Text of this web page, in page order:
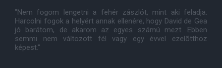
"Nem fogom lengetni a fehér zászlót, mint aki feladja.
Harcolni fogok a helyért annak ellenére, hogy David de Gea
jó barátom, de akarom az egyes számú mezt. Ebben
semmi nem változott fél vagy egy évvel ezelõtthöz
képest."